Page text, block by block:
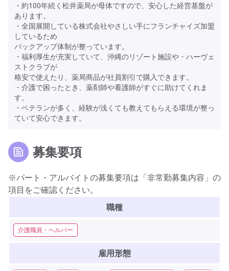
・約100年続く松井薬局が母体ですので、安心した経営基盤が
あります。
・全国展開している株式会社やさしい手にフランチャイズ加盟
しているため
バックアップ体制が整っています。
・福利厚生が充実していて、沖縄のリゾート施設や・ハーヴェ
ストクラブが
格安で使えたり、薬局商品が社員割引で購入できます。
・介護で困ったとき、薬剤師や看護師がすぐに助けてくれま
す。
・ベテランが多く、経験が浅くても教えてもらえる環境が整っ
ていて安心できます。
募集要項
※パート・アルバイトの募集要項は「非常勤募集内容」の
項目をご確認ください。
職種
介護職員・ヘルパー
雇用形態